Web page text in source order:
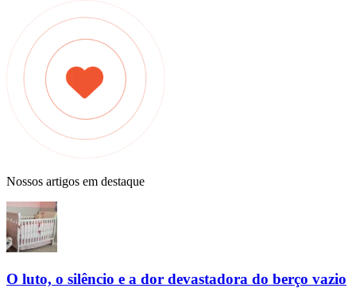
Nossos artigos em destaque
O luto, o silêncio e a dor devastadora do berço vazio